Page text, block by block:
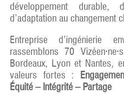
développement durable,
d’adaptation au changement
Entreprise d’ingénierie
rassemblons 70
Bordeaux, Lyon et Nantes,
valeurs fortes :
Équité – Intégrité – Partage